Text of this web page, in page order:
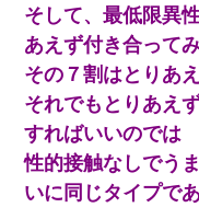
【驚愕】私「今まで育て
3000万円」→数年後。私
い」→
【悲報】姉と入浴中に大
ｗ
上司「何なの、この書類
てるの！」私「ですから
そして、最低限異
あえず付き合って
その７割はとりあ
それでもとりあえ
すればいいのでは
性的接触なしでう
いに同じタイプで